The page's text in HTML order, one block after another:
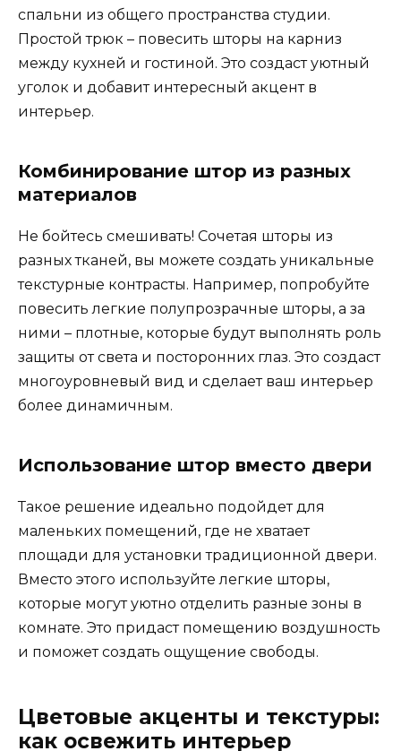
спальни из общего пространства студии.
Простой трюк – повесить шторы на карниз
между кухней и гостиной. Это создаст уютный
уголок и добавит интересный акцент в
интерьер.
Комбинирование штор из разных
материалов
Не бойтесь смешивать! Сочетая шторы из
разных тканей, вы можете создать уникальные
текстурные контрасты. Например, попробуйте
повесить легкие полупрозрачные шторы, а за
ними – плотные, которые будут выполнять роль
защиты от света и посторонних глаз. Это создаст
многоуровневый вид и сделает ваш интерьер
более динамичным.
Использование штор вместо двери
Такое решение идеально подойдет для
маленьких помещений, где не хватает
площади для установки традиционной двери.
Вместо этого используйте легкие шторы,
которые могут уютно отделить разные зоны в
комнате. Это придаст помещению воздушность
и поможет создать ощущение свободы.
Цветовые акценты и текстуры:
как освежить интерьер